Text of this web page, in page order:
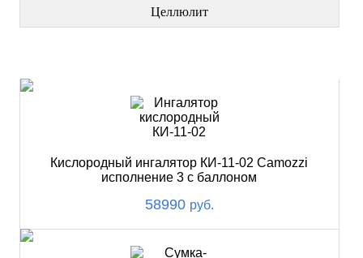
Целлюлит
Кислородный ингалятор КИ-11-02 Camozzi
исполнение 3 с баллоном
58990 руб.